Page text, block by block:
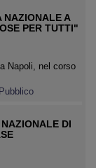
NAZIONALE A
PER TUTTI"
Napoli, nel corso
DI